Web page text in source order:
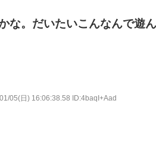
な。だいたいこんなんで遊
05(日) 16:06:38.58 ID:4baqI+Aad